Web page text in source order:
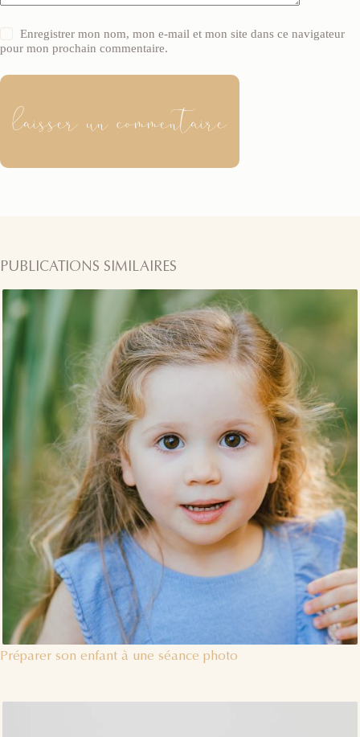
Enregistrer mon nom, mon e-mail et mon site dans ce navigateur
pour mon prochain commentaire.
laisser un commentaire
PUBLICATIONS SIMILAIRES
Préparer son enfant à une séance photo